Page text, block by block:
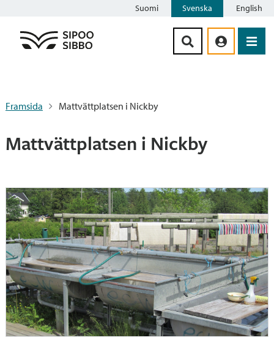
Suomi Svenska English
Framsida Mattvättplatsen i Nickby
Mattvättplatsen i Nickby